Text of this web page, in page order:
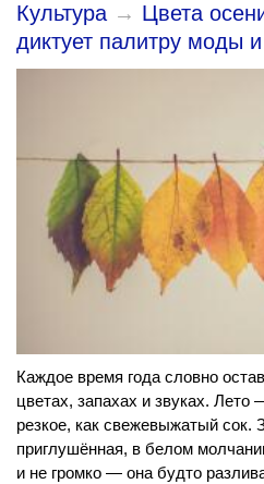
Культура → Цвета
диктует палитру моды
Каждое время года словно
цветах, запахах и звуках.
резкое, как свежевыжатый сок.
приглушённая, в белом
и не громко — она будто